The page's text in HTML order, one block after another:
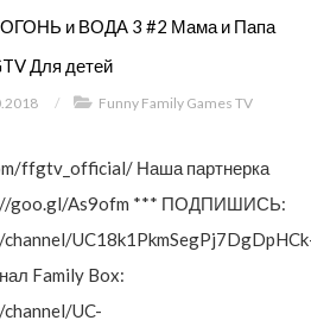
и ВОДА 3 #2 Мама и Папа
Для детей
/ Funny Family Games TV
ffgtv_official/ Наша партнерка
goo.gl/As9ofm *** ПОДПИШИСЬ:
Family Box:
UC-